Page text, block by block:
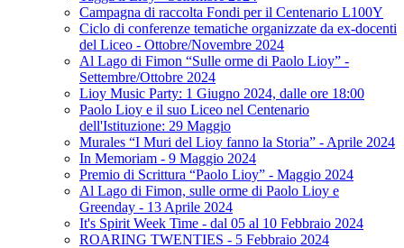
Campagna di raccolta Fondi per il Centenario L100Y
Ciclo di conferenze tematiche organizzate da ex-docenti
del Liceo - Ottobre/Novembre 2024
Al Lago di Fimon “Sulle orme di Paolo Lioy” -
Settembre/Ottobre 2024
Lioy Music Party: 1 Giugno 2024, dalle ore 18:00
Paolo Lioy e il suo Liceo nel Centenario
dell'Istituzione: 29 Maggio
Murales “I Muri del Lioy fanno la Storia” - Aprile 2024
In Memoriam - 9 Maggio 2024
Premio di Scrittura “Paolo Lioy” - Maggio 2024
Al Lago di Fimon, sulle orme di Paolo Lioy e
Greenday - 13 Aprile 2024
It's Spirit Week Time - dal 05 al 10 Febbraio 2024
ROARING TWENTIES - 5 Febbraio 2024